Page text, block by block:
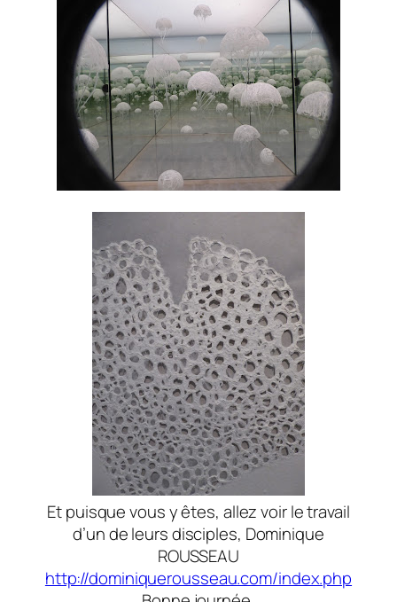
Et puisque vous y êtes, allez voir le travail
d’un de leurs disciples, Dominique
ROUSSEAU
http://dominiquerousseau.com/index.php